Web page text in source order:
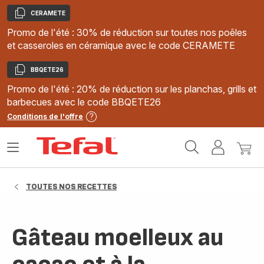
Copier
CERAMETE
Promo de l'été : 30% de réduction sur toutes nos poêles
et casseroles en céramique avec le code CERAMETE
Copier
BBQETE26
Promo de l'été : 20% de réduction sur les planchas, grills et
barbecues avec le code BBQETE26
Conditions de l'offre
MonMon
Ouvrir
TOUTES NOS RECETTES
Gâteau moelleux au